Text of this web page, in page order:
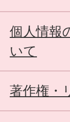
個人情報
いて
著作権・